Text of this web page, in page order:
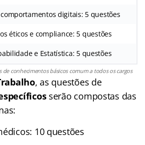
digitais: 5 questões
éticos e compliance: 5 questões
e Estatística: 5 questões
de conhecimentos básicos comum a todos os cargos
, as questões de
serão compostas das
10 questões